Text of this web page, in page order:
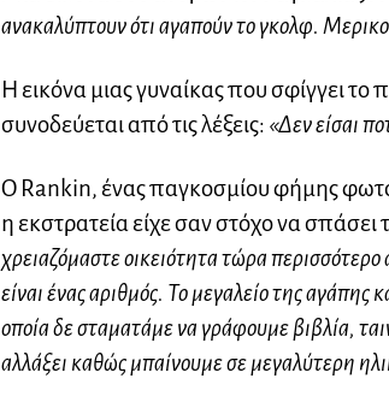
ανακαλύπτουν ότι αγαπούν το γκολφ.
Η εικόνα μιας γυναίκας που σφίγγει
συνοδεύεται από τις λέξεις: «Δεν είσαι
Ο Rankin, ένας παγκοσμίου φήμης
η εκστρατεία είχε σαν στόχο να σπάσει
χρειαζόμαστε οικειότητα τώρα
είναι ένας αριθμός. Το μεγαλείο της αγάπης
οποία δε σταματάμε να γράφουμε βιβλία,
αλλάξει καθώς μπαίνουμε σε μεγαλύτερη